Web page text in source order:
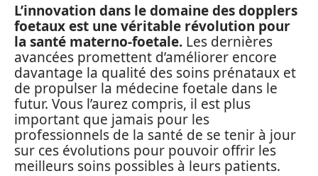
L’innovation dans le domaine des dopplers
foetaux est une véritable révolution pour
la santé materno-foetale. Les dernières
avancées promettent d’améliorer encore
davantage la qualité des soins prénataux et
de propulser la médecine foetale dans le
futur. Vous l’aurez compris, il est plus
important que jamais pour les
professionnels de la santé de se tenir à jour
sur ces évolutions pour pouvoir offrir les
meilleurs soins possibles à leurs patients.